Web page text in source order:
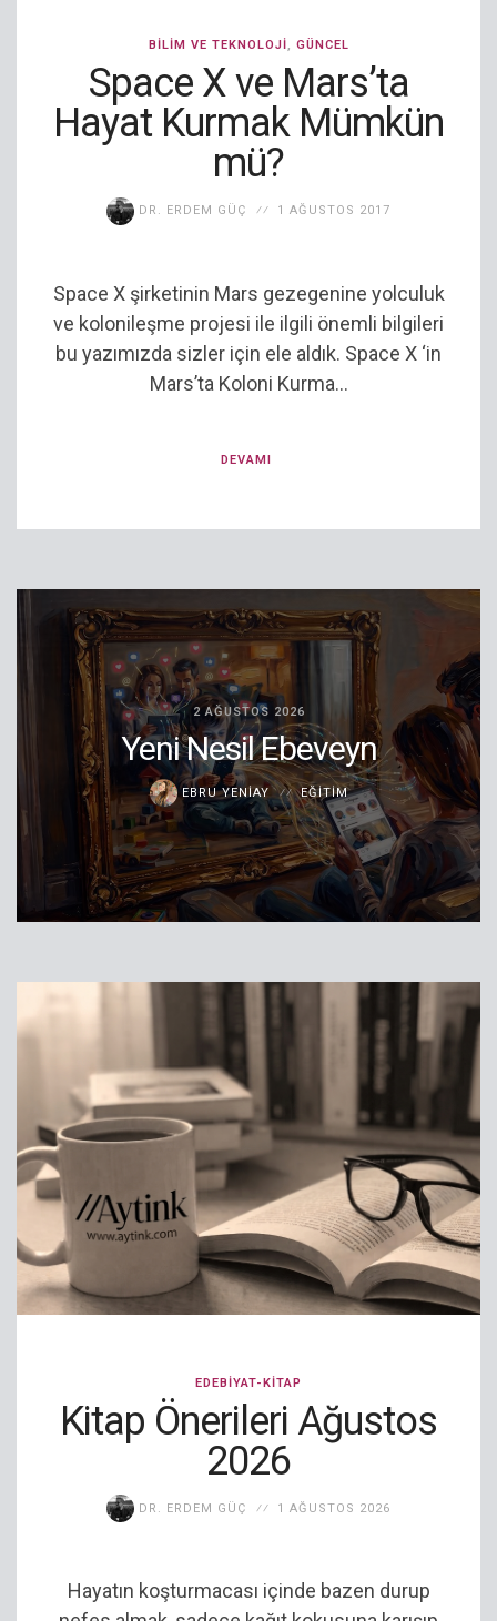
BILIM VE TEKNOLOJI, GÜNCEL
Space X ve Mars’ta
Hayat Kurmak Mümkün
mü?
DR. ERDEM GÜÇ 1 AĞUSTOS 2017
Space X şirketinin Mars gezegenine yolculuk
ve kolonileşme projesi ile ilgili önemli bilgileri
bu yazımızda sizler için ele aldık. Space X ‘in
Mars’ta Koloni Kurma...
DEVAMI
2 AĞUSTOS 2026
Yeni Nesil Ebeveyn
EBRU YENIAY EĞITIM
EDEBIYAT-KITAP
Kitap Önerileri Ağustos
2026
DR. ERDEM GÜÇ 1 AĞUSTOS 2026
Hayatın koşturmacası içinde bazen durup